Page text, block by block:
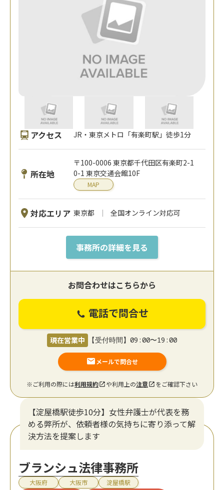
アクセス JR・東京メトロ「有楽町駅」徒歩1分
所在地
〒100-0006 東京都千代田区有楽町2-1
0-1 東京交通会館10F
MAP
対応エリア 東京都 全国オンライン対応可
事務所の詳細を見る
お問合わせはこちらから
電話で問合せ
現在営業中 【受付時間】09:00〜19:00
メールで問合せ
※ご利用の際には利用規約 や利用上の注意 をご確認下さい
【淀屋橋駅徒歩10分】女性弁護士が代表を務
める弊所が、依頼者様の気持ちに寄り添って解
決方法を提案します
ブランシュ法律事務所
大阪府 大阪市 淀屋橋駅